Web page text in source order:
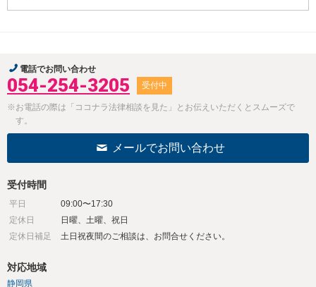
電話でお問い合わせ
054-254-3205 受付中
※お電話の際は「ココナラ法律相談を見た」とお伝えいただくとスムーズで
す。
メールでお問い合わせ
受付時間
平日
09:00〜17:30
定休日
日曜、土曜、祝日
定休日補足
土日祝夜間のご相談は、お問合せください。
対応地域
静岡県